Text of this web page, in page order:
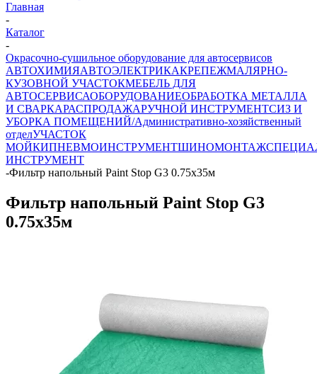
Главная
-
Каталог
-
Окрасочно-сушильное оборудование для автосервисов
АВТОХИМИЯАВТОЭЛЕКТРИКАКРЕПЕЖМАЛЯРНО-
КУЗОВНОЙ УЧАСТОКМЕБЕЛЬ ДЛЯ
АВТОСЕРВИСАОБОРУДОВАНИЕОБРАБОТКА МЕТАЛЛА
И СВАРКАРАСПРОДАЖАРУЧНОЙ ИНСТРУМЕНТСИЗ И
УБОРКА ПОМЕЩЕНИЙ/Административно-хозяйственный
отделУЧАСТОК
МОЙКИПНЕВМОИНСТРУМЕНТШИНОМОНТАЖ
ИНСТРУМЕНТ
-Фильтр напольный Paint Stop G3 0.75x35м
Фильтр напольный Paint Stop G3
0.75x35м